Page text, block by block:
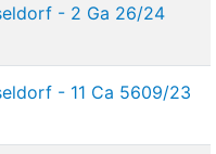
- 2 Ga 26/24
- 11 Ca 5609/23